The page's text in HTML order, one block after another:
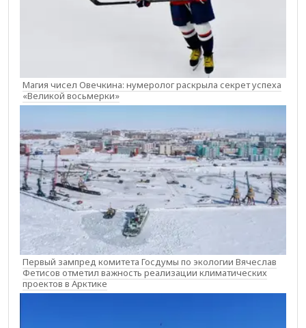
Магия чисел Овечкина: нумеролог раскрыла секрет успеха
«Великой восьмерки»
Первый зампред комитета Госдумы по экологии Вячеслав
Фетисов отметил важность реализации климатических
проектов в Арктике